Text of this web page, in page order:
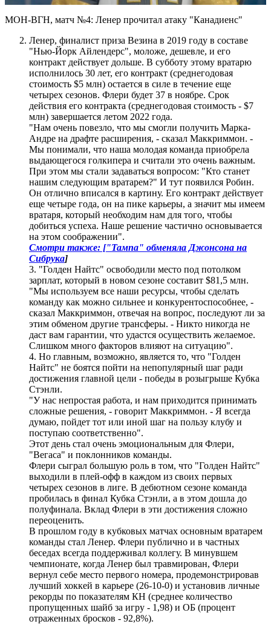
Video
МОН-ВГН, матч №4: Ленер прочитал атаку "Канадиенс"
Ленер, финалист приза Везина в 2019 году в составе
"Нью-Йорк Айлендерс", моложе, дешевле, и его
контракт действует дольше. В субботу этому вратарю
исполнилось 30 лет, его контракт (среднегодовая
стоимость $5 млн) остается в силе в течение еще
четырех сезонов. Флери будет 37 в ноябре. Срок
действия его контракта (среднегодовая стоимость - $7
млн) завершается летом 2022 года.
"Нам очень повезло, что мы смогли получить Марка-
Андре на драфте расширения, - сказал Маккриммон. -
Мы понимали, что наша молодая команда приобрела
выдающегося голкипера и считали это очень важным.
При этом мы стали задаваться вопросом: "Кто станет
нашим следующим вратарем?" И тут появился Робин.
Он отлично вписался в картину. Его контракт действует
еще четыре года, он на пике карьеры, а значит мы имеем
вратаря, который необходим нам для того, чтобы
добиться успеха. Наше решение частично основывается
на этом соображении".
Смотри также: ["Тампа" обменяла Джонсона на
Сибрука]
3. "Голден Найтс" освободили место под потолком
зарплат, который в новом сезоне составит $81,5 млн.
"Мы используем все наши ресурсы, чтобы сделать
команду как можно сильнее и конкурентоспособнее, -
сказал Маккриммон, отвечая на вопрос, последуют ли за
этим обменом другие трансферы. - Никто никогда не
даст вам гарантии, что удастся осуществить желаемое.
Слишком много факторов влияют на ситуацию".
4. Но главным, возможно, является то, что "Голден
Найтс" не боятся пойти на непопулярный шаг ради
достижения главной цели - победы в розыгрыше Кубка
Стэнли.
"У нас непростая работа, и нам приходится принимать
сложные решения, - говорит Маккриммон. - Я всегда
думаю, пойдет тот или иной шаг на пользу клубу и
поступаю соответственно".
Этот день стал очень эмоциональным для Флери,
"Вегаса" и поклонников команды.
Флери сыграл большую роль в том, что "Голден Найтс"
выходили в плей-офф в каждом из своих первых
четырех сезонов в лиге. В дебютном сезоне команда
пробилась в финал Кубка Стэнли, а в этом дошла до
полуфинала. Вклад Флери в эти достижения сложно
переоценить.
В прошлом году в кубковых матчах основным вратарем
команды стал Ленер. Флери публично и в частных
беседах всегда поддерживал коллегу. В минувшем
чемпионате, когда Ленер был травмирован, Флери
вернул себе место первого номера, продемонстрировав
лучший хоккей в карьере (26-10-0) и установив личные
рекорды по показателям КН (среднее количество
пропущенных шайб за игру - 1,98) и ОБ (процент
отраженных бросков - 92,8%).